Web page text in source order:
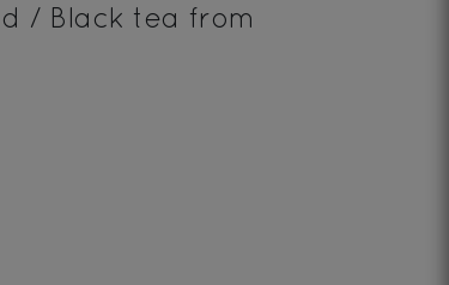
/ Black tea from